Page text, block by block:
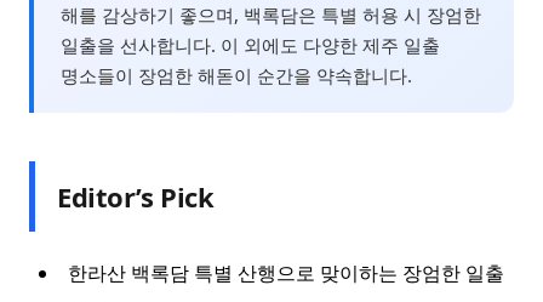
해를 감상하기 좋으며, 백록담은 특별 허용 시 장엄한
일출을 선사합니다. 이 외에도 다양한 제주 일출
명소들이 장엄한 해돋이 순간을 약속합니다.
Editor’s Pick
한라산 백록담 특별 산행으로 맞이하는 장엄한 일출